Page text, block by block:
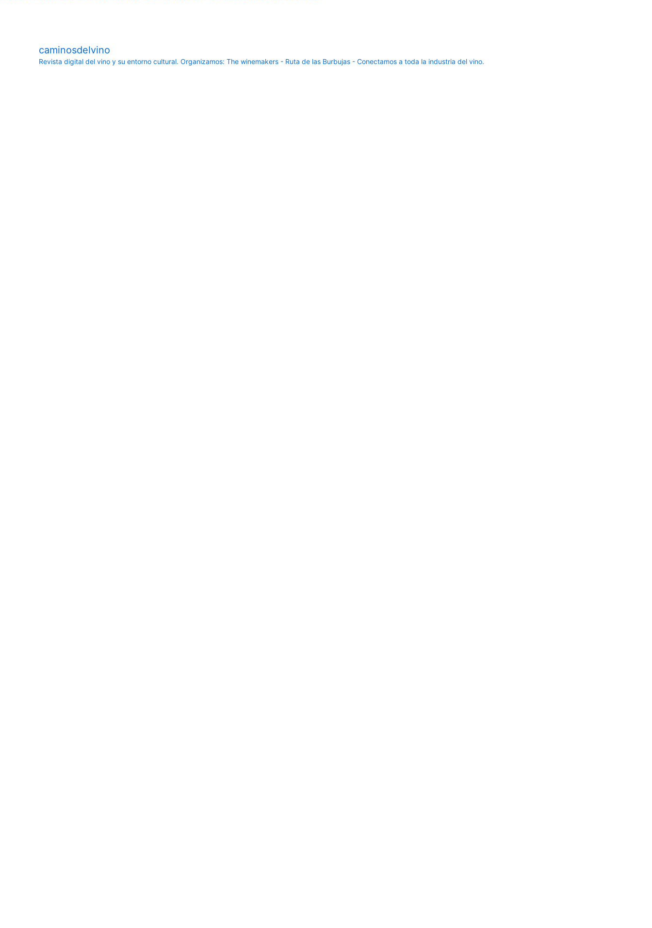
caminosdelvino
Revista digital del vino y su entorno cultural. Organizamos: The winemakers - Ruta de las Burbujas - Conectamos a toda la industria del vino.